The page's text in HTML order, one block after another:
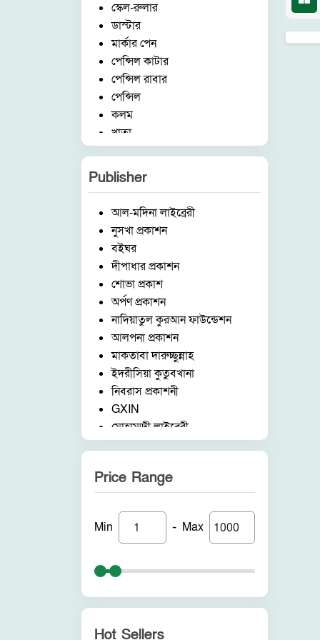
স্কেল-রুলার
ডাস্টার
মার্কার পেন
পেন্সিল কাটার
পেন্সিল রাবার
পেন্সিল
কলম
খাতা
Publisher
আল-মদিনা লাইব্রেরী
নুসখা প্রকাশন
বইঘর
দীপাধার প্রকাশন
শোভা প্রকাশ
অর্পণ প্রকাশন
নাদিয়াতুল কুরআন ফাউন্ডেশন
আলপনা প্রকাশন
মাকতাবা দারুচ্ছুন্নাহ
ইদরীসিয়া কুতুবখানা
নিবরাস প্রকাশনী
GXIN
মোহাম্মদী লাইব্রেরী
নাদিয়াতুল কুরআন ফাউন্ডেশন
আকীল পাবলিকেশন
নন ব্র্যান্ড
পুনরায় প্রকাশন
হাকীমুল উম্মত প্রকাশনী
সীরাহ প্রকাশ
Price Range
Min - Max
Hot Sellers